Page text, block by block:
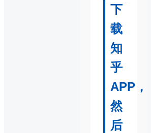
下
载
知
乎
APP，
然
后